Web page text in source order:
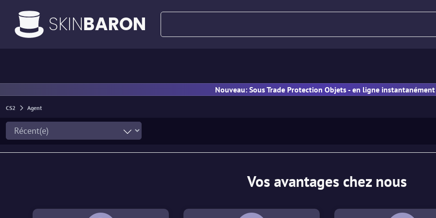
SKINBARON
Nouveau: Sous Trade Protection Objets - en ligne
CS2 Agent
Vos avantages chez nous